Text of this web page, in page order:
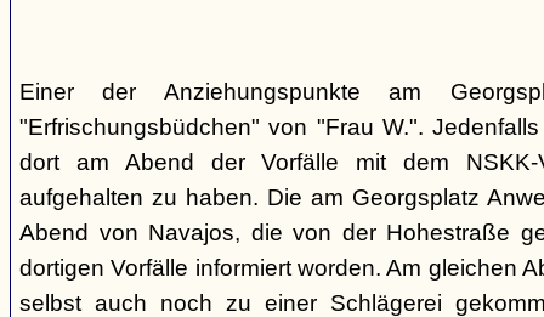
Einer der Anziehungspunkte am
"Erfrischungsbüdchen" von "Frau W.".
dort am Abend der Vorfälle mit dem NSKK-
aufgehalten zu haben. Die am Georgsplatz
Abend von Navajos, die von der Hohestraße
dortigen Vorfälle informiert worden. Am gleichen
selbst auch noch zu einer Schlägerei